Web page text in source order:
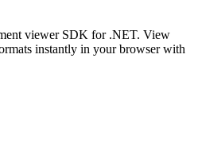
viewer SDK for .NET. View
instantly in your browser with